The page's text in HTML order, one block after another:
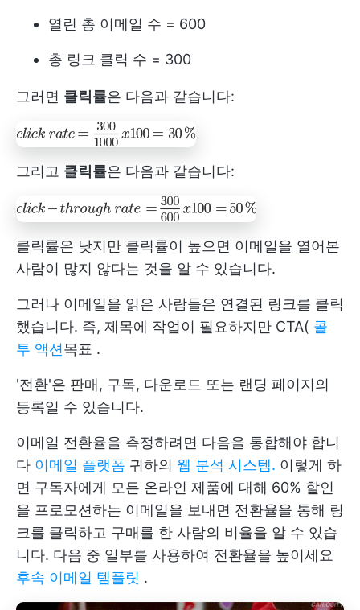
열린 총 이메일 수 = 600
총 링크 클릭 수 = 300
그러면 클릭률은 다음과 같습니다:
그리고 클릭률은 다음과 같습니다:
클릭률은 낮지만 클릭률이 높으면 이메일을 열어본
사람이 많지 않다는 것을 알 수 있습니다.
그러나 이메일을 읽은 사람들은 연결된 링크를 클릭
했습니다. 즉, 제목에 작업이 필요하지만 CTA( 콜
투 액션목표 .
'전환'은 판매, 구독, 다운로드 또는 랜딩 페이지의
등록일 수 있습니다.
이메일 전환율을 측정하려면 다음을 통합해야 합니
다 이메일 플랫폼 귀하의 웹 분석 시스템. 이렇게 하
면 구독자에게 모든 온라인 제품에 대해 60% 할인
을 프로모션하는 이메일을 보내면 전환율을 통해 링
크를 클릭하고 구매를 한 사람의 비율을 알 수 있습
니다. 다음 중 일부를 사용하여 전환율을 높이세요
후속 이메일 템플릿 .